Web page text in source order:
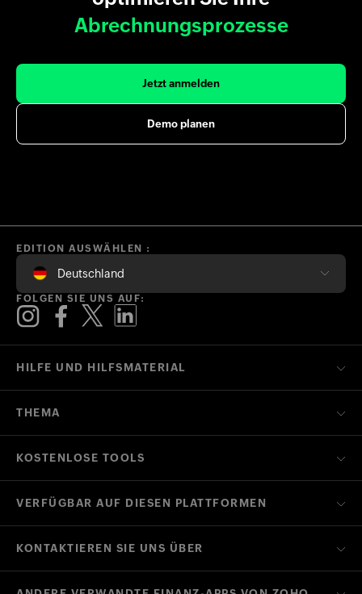
Abrechnungsprozesse
Jetzt anmelden
Demo planen
HILFE UND HILFSMATERIAL
THEMA
KOSTENLOSE TOOLS
VERFÜGBAR AUF DIESEN PLATTFORMEN
KONTAKTIEREN SIE UNS ÜBER
EDITION AUSWÄHLEN :
Deutschland
FOLGEN SIE UNS AUF: